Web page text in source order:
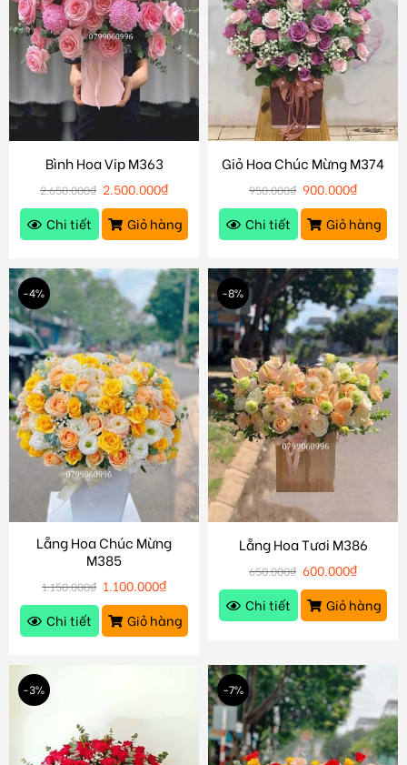
Bình Hoa Vip M363
2.650.000₫ 2.500.000₫
Chi tiết
Giỏ hàng
Giỏ Hoa Chúc Mừng M374
950.000₫ 900.000₫
Chi tiết
Giỏ hàng
-4%
Lẵng Hoa Chúc Mừng
M385
1.150.000₫ 1.100.000₫
Chi tiết
Giỏ hàng
-8%
Lẵng Hoa Tươi M386
650.000₫ 600.000₫
Chi tiết
Giỏ hàng
-3% -7%